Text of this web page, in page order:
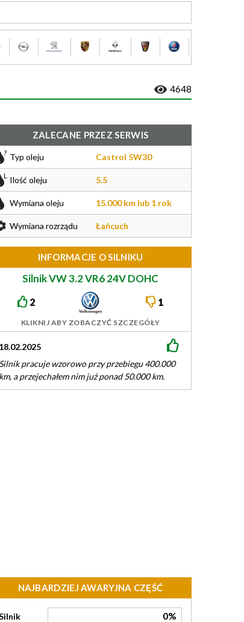
4648
ZALECANE PRZEZ SERWIS
Typ oleju Castrol 5W30
Ilość oleju 5.5
Wymiana oleju 15.000 km lub 1 rok
Wymiana rozrządu Łańcuch
INFORMACJE O SILNIKU
Silnik VW 3.2 VR6 24V DOHC
241/250KM EA360
2 1
KLIKNIJ ABY ZOBACZYĆ SZCZEGÓŁY
18.02.2025
Silnik pracuje wzorowo przy przebiegu 400.000
km, a przejechałem nim już ponad 50.000 km.
serwisowany, każdorazowo stosuję
zrobiłem 30 tys
NAJBARDZIEJ AWARYJNA CZĘŚĆ
0%